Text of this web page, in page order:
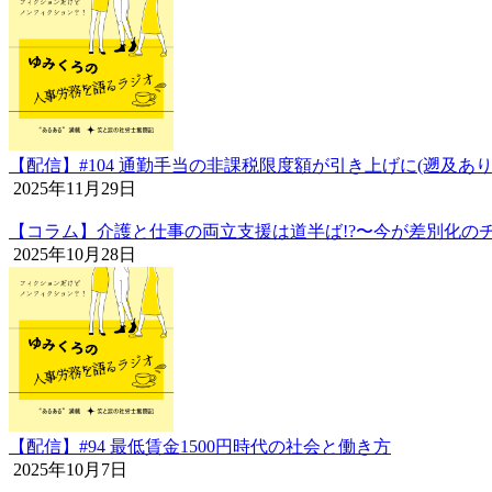
【配信】#104 通勤手当の非課税限度額が引き上げに(遡及あ
2025年11月29日
【コラム】介護と仕事の両立支援は道半ば!?〜今が差別化の
2025年10月28日
【配信】#94 最低賃金1500円時代の社会と働き方
2025年10月7日